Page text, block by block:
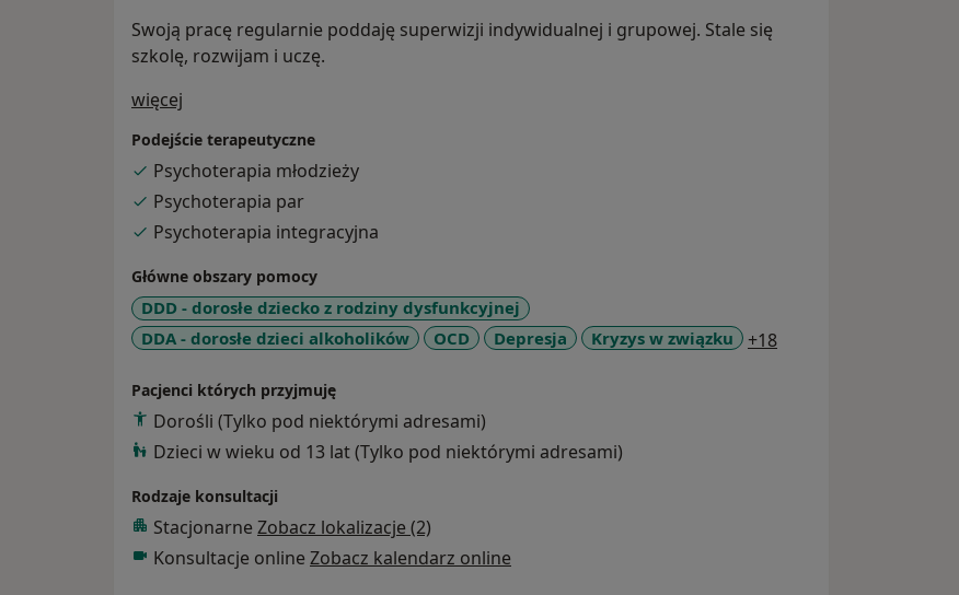
Swoją pracę regularnie poddaję superwizji indywidualnej i grupowej. Stale się
szkolę, rozwijam i uczę.
więcej
Podejście terapeutyczne
Psychoterapia młodzieży
Psychoterapia par
Psychoterapia integracyjna
Główne obszary pomocy
DDD - dorosłe dziecko z rodziny dysfunkcyjnej
DDA - dorosłe dzieci alkoholików
OCD Depresja Kryzys w związku +18a11y_sr_more_diseases
Pacjenci których przyjmuję
Dorośli (Tylko pod niektórymi adresami)
Dzieci w wieku od 13 lat (Tylko pod niektórymi adresami)
Rodzaje konsultacji
Stacjonarne Zobacz lokalizacje (2)
Konsultacje online Zobacz kalendarz online